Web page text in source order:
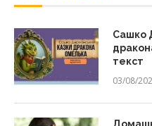
Сашко
текст
03/08/